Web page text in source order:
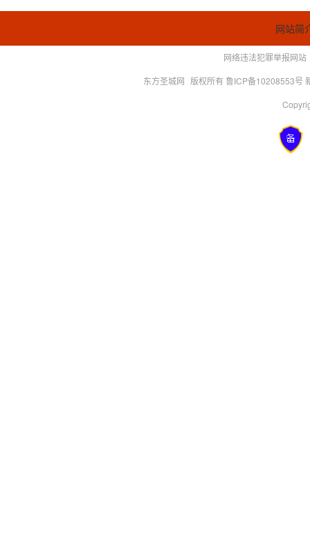
网站简
网络违法犯罪举报网站
东方圣城网 版权所有 鲁ICP备10208553号